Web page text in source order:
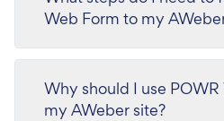
Web Form to my
Why should I use
my AWeber site?